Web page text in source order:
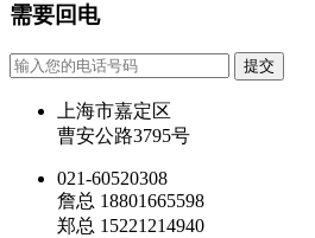
需要回电
提交
上海市嘉定区
曹安公路3795号
021-60520308
詹总 18801665598
郑总 15221214940